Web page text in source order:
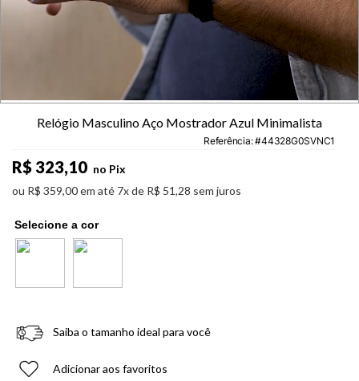
Relógio Masculino Aço Mostrador Azul Minimalista
Referência: 44328G0SVNC1
R$ 323,10 no Pix
ou R$ 359,00em até 7x de R$ 51,28 sem juros
Saiba o tamanho ideal para você
Adicionar aos favoritos